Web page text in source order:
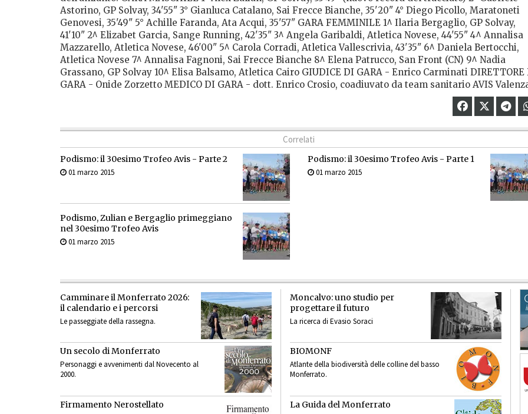
Astorino, GP Solvay, 34'55" 3° Gianluca Catalano, Sai Frecce Bianche, 35'20" 4° Diego Picollo, Maratoneti
Genovesi, 35'49" 5° Achille Faranda, Ata Acqui, 35'57" GARA FEMMINILE 1^ Ilaria Bergaglio, GP Solvay,
41'10" 2^ Elizabet Garcia, Sange Running, 42'35" 3^ Angela Garibaldi, Atletica Novese, 44'55" 4^ Annalisa
Mazzarello, Atletica Novese, 46'00" 5^ Carola Corradi, Atletica Vallescrivia, 43'35" 6^ Daniela Bertocchi,
Atletica Novese 7^ Annalisa Fagnoni, Sai Frecce Bianche 8^ Elena Patrucco, San Front (CN) 9^ Nadia
Grassano, GP Solvay 10^ Elisa Balsamo, Atletica Cairo GIUDICE DI GARA - Enrico Carminati DIRETTORE
GARA - Onide Zorzetto MEDICO DI GARA - dott. Enrico Crosio, coadiuvato da team sanitario AVIS
Correlati
Podismo: il 30esimo Trofeo Avis - Parte 2
01 marzo 2015
Podismo, Zulian e Bergaglio primeggiano
nel 30esimo Trofeo Avis
01 marzo 2015
Podismo: il 30esimo Trofeo Avis - Parte 1
01 marzo 2015
Camminare il Monferrato 2026:
il calendario e i percorsi
Le passeggiate della rassegna.
Un secolo di Monferrato
Personaggi e avvenimenti dal Novecento al
2000.
Firmamento Nerostellato
Moncalvo: uno studio per
progettare il futuro
La ricerca di Evasio Soraci
BIOMONF
Atlante della biodiversità delle colline del basso
Monferrato.
La Guida del Monferrato